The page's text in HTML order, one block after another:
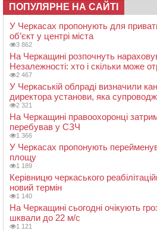
ПОПУЛЯРНЕ НА САЙТІ
У Черкасах пропонують для
об’єкт у центрі міста
3 862
На Черкащині розпочнуть
Незалежності: хто і скільки може
2 467
У Черкаській облраді визначили
директора установи, яка
2 321
На Черкащині правоохоронці
перебував у СЗЧ
1 366
У Черкасах пропонують
площу
1 189
Керівницю черкаського
новий термін
1 140
На Черкащині сьогодні очікують
шквали до 22 м/с
1 121